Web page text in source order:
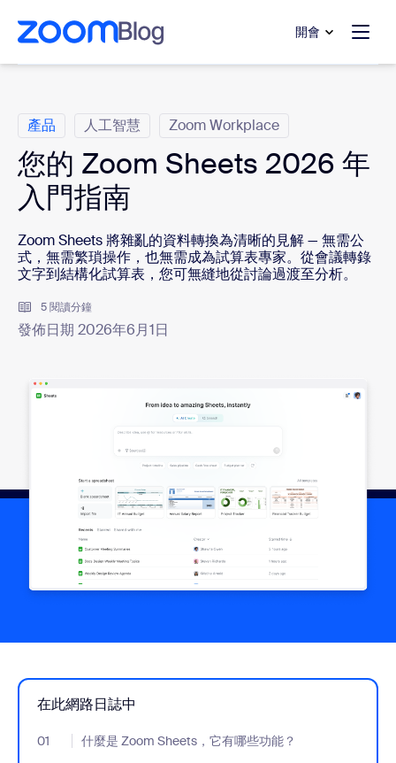
至主要內容
至協助聊天
開會
產品 人工智慧 Zoom Workplace
您的 Zoom Sheets 2026 年
入門指南
Zoom Sheets 將雜亂的資料轉換為清晰的見解 — 無需公
式，無需繁瑣操作，也無需成為試算表專家。從會議轉錄
文字到結構化試算表，您可無縫地從討論過渡至分析。
5 閱讀分鐘
發佈日期 2026年6月1日
在此網路日誌中
01 什麼是 Zoom Sheets，它有哪些功能？
- Jumplink to 什麼是 Zoom Sheets，它有哪些功能？